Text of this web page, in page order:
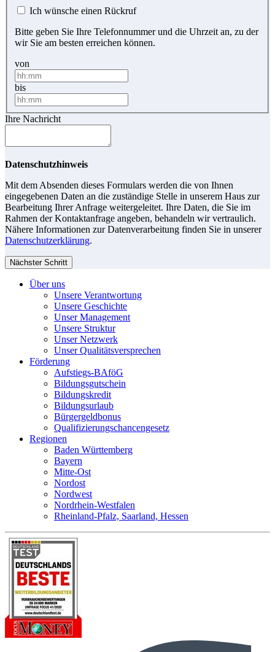
Ich wünsche einen Rückruf
Bitte geben Sie Ihre Telefonnummer und die Uhrzeit an, zu der
wir Sie am besten erreichen können.
von
bis
Ihre Nachricht
Datenschutzhinweis
Mit dem Absenden dieses Formulars werden die von Ihnen
eingegebenen Daten an die zuständige Stelle in unserem Haus zur
Bearbeitung Ihrer Anfrage weitergeleitet. Ihre Daten, die Sie im
Rahmen der Kontaktanfrage angeben, behandeln wir vertraulich.
Nähere Informationen zur Datenverarbeitung finden Sie in unserer
Datenschutzerklärung.
Nächster Schritt
Über uns
Unsere Verantwortung
Unsere Geschichte
Unser Management
Unsere Struktur
Unser Netzwerk
Unser Qualitätsversprechen
Förderung
Aufstiegs-BAföG
Bildungsgutschein
Bildungskredit
Bildungsurlaub
Bürgergeldbonus
Qualifizierungschancengesetz
Regionen
Baden Württemberg
Bayern
Mitte-Ost
Nordost
Nordwest
Nordrhein-Westfalen
Rheinland-Pfalz, Saarland, Hessen